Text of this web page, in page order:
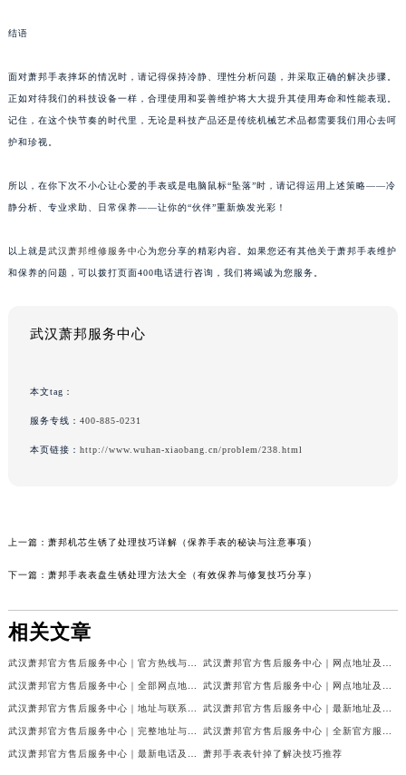
结语
面对萧邦手表摔坏的情况时，请记得保持冷静、理性分析问题，并采取正确的解决步骤。
正如对待我们的科技设备一样，合理使用和妥善维护将大大提升其使用寿命和性能表现。
记住，在这个快节奏的时代里，无论是科技产品还是传统机械艺术品都需要我们用心去呵
护和珍视。
所以，在你下次不小心让心爱的手表或是电脑鼠标“坠落”时，请记得运用上述策略——冷
静分析、专业求助、日常保养——让你的“伙伴”重新焕发光彩！
以上就是武汉萧邦维修服务中心为您分享的精彩内容。如果您还有其他关于萧邦手表维护
和保养的问题，可以拨打页面400电话进行咨询，我们将竭诚为您服务。
武汉萧邦服务中心
本文tag：
服务专线： 400-885-0231
本页链接： http://www.wuhan-xiaobang.cn/problem/238.html
上一篇： 萧邦机芯生锈了处理技巧详解（保养手表的秘诀与注意事项）
下一篇： 萧邦手表表盘生锈处理方法大全（有效保养与修复技巧分享）
相关文章
萧邦手表表针掉了解决技巧推荐